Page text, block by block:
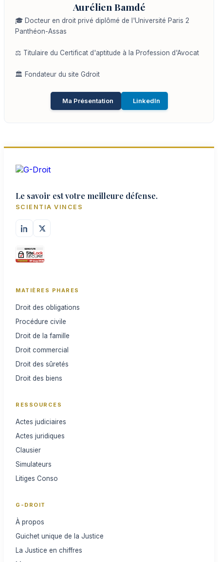
Aurélien Bamdé
🎓 Docteur en droit privé diplômé de l'Université Paris 2
Panthéon-Assas
⚖️ Titulaire du Certificat d'aptitude à la Profession d'Avocat
🏛️ Fondateur du site Gdroit
Ma Présentation LinkedIn
Le savoir est votre meilleure défense.
SCIENTIA VINCES
MATIÈRES PHARES
Droit des obligations
Procédure civile
Droit de la famille
Droit commercial
Droit des sûretés
Droit des biens
RESSOURCES
Actes judiciaires
Actes juridiques
Clausier
Simulateurs
Litiges Conso
G-DROIT
À propos
Guichet unique de la Justice
La Justice en chiffres